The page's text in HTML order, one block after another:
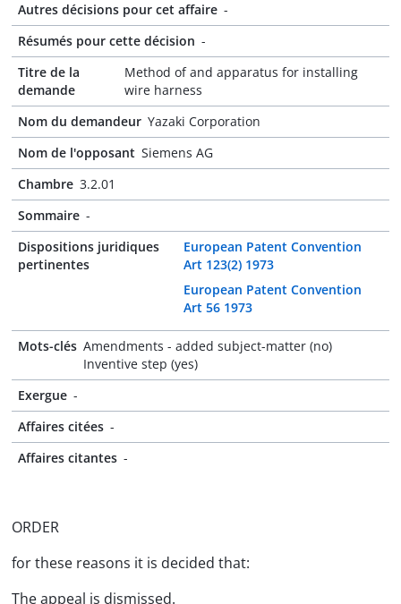
Autres décisions pour cet affaire -
Résumés pour cette décision -
Titre de la
demande
Method of and apparatus for installing
wire harness
Nom du demandeur Yazaki Corporation
Nom de l'opposant Siemens AG
Chambre 3.2.01
Sommaire -
Dispositions juridiques
pertinentes
European Patent Convention
Art 123(2) 1973
European Patent Convention
Art 56 1973
Mots-clés Amendments - added subject-matter (no)
Inventive step (yes)
Exergue -
Affaires citées -
Affaires citantes -
ORDER
for these reasons it is decided that:
The appeal is dismissed.